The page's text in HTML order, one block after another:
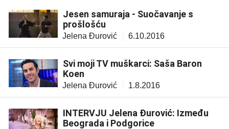
Jesen samuraja - Suočavanje s
prošlošću
Jelena Đurović 6.10.2016
Svi moji TV muškarci: Saša Baron
Koen
Jelena Đurović 1.8.2016
INTERVJU Jelena Đurović: Između
Beograda i Podgorice